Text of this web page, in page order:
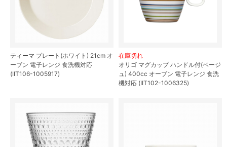
ティーマ プレート(ホワイト) 21cm オ
ーブン 電子レンジ 食洗機対応
(IIT106-1005917)
在庫切れ
オリゴ マグカップ ハンドル付(ベージ
ュ) 400cc オーブン 電子レンジ 食洗
機対応 (IIT102-1006325)